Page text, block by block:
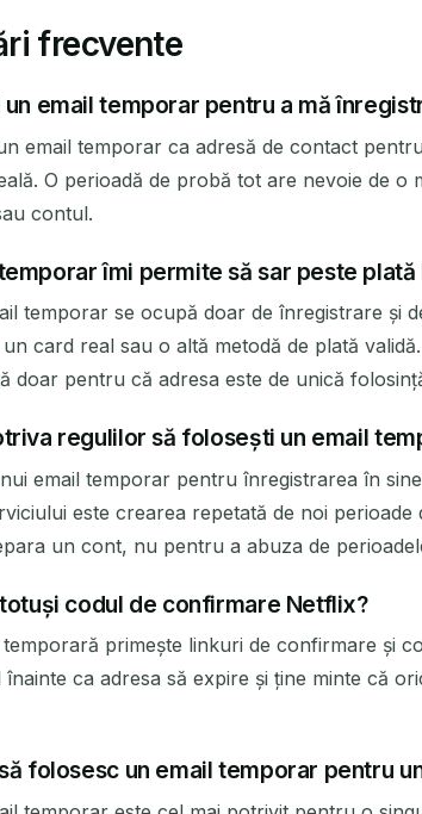
frecvente
email temporar pentru a mă
email temporar ca adresă de contact
O perioadă de probă tot are nevoie de
contul.
îmi permite să sar peste
temporar se ocupă doar de înregistrare și
card real sau o altă metodă de plată
doar pentru că adresa este de unică
regulilor să folosești un email
email temporar pentru înregistrarea în
este crearea repetată de noi
un cont, nu pentru a abuza de
codul de confirmare Netflix?
temporară primește linkuri de confirmare și
înainte ca adresa să expire și ține minte că
folosesc un email temporar pentru